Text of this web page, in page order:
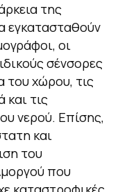
της
εγκατασταθούν
οι
σένσορες
του χώρου, τις
και τις
νερού. Επίσης,
και
του
που